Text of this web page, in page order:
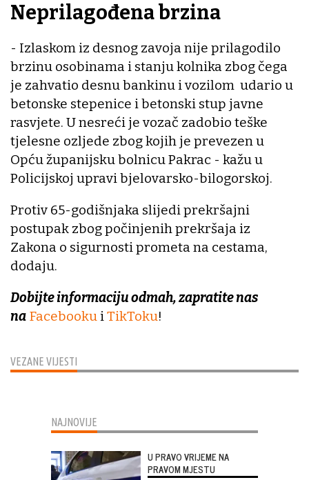
VEZANE VIJESTI
Neprilagođena brzina
- Izlaskom iz desnog zavoja nije prilagodilo
brzinu osobinama i stanju kolnika zbog čega
je zahvatio desnu bankinu i vozilom udario u
betonske stepenice i betonski stup javne
rasvjete. U nesreći je vozač zadobio teške
tjelesne ozljede zbog kojih je prevezen u
Opću županijsku bolnicu Pakrac - kažu u
Policijskoj upravi bjelovarsko-bilogorskoj.
Protiv 65-godišnjaka slijedi prekršajni
postupak zbog počinjenih prekršaja iz
Zakona o sigurnosti prometa na cestama,
dodaju.
Dobijte informaciju odmah, zapratite nas
na FacebookuiTikToku!
NAJNOVIJE
U PRAVO VRIJEME NA
PRAVOM MJESTU